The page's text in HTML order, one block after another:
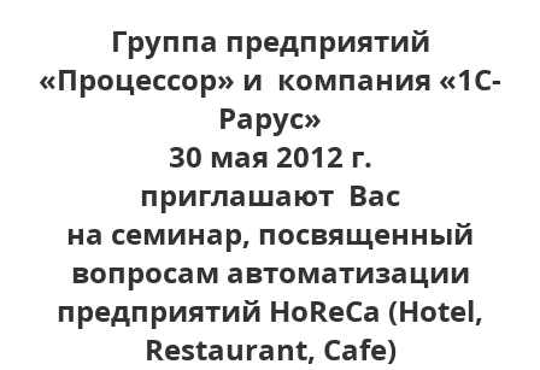
Группа предприятий
«Процессор» и компания «1С-
Рарус»
30 мая 2012 г.
приглашают Вас
на семинар, посвященный
вопросам автоматизации
предприятий HoReCa (Hotel,
Restaurant, Cafe)